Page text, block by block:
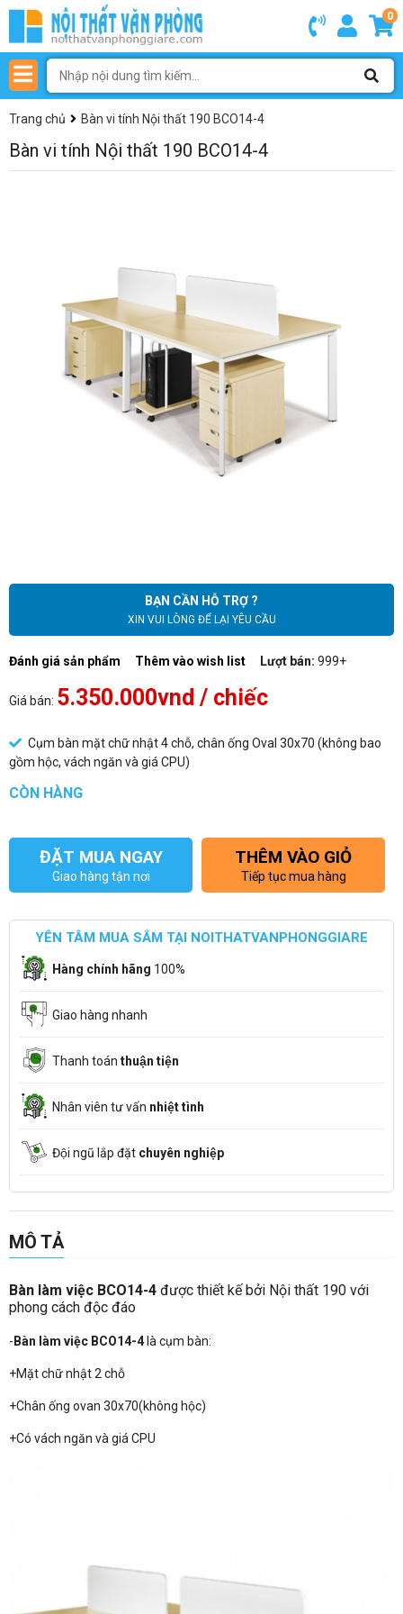
0
Trang chủ Bàn vi tính Nội thất 190 BCO14-4
Bàn vi tính Nội thất 190 BCO14-4
BẠN CẦN HỖ TRỢ ?
XIN VUI LÒNG ĐỂ LẠI YÊU CẦU
Đánh giá sản phẩm Thêm vào wish list Lượt bán: 999+
Giá bán: 5.350.000vnd / chiếc
Cụm bàn mặt chữ nhật 4 chỗ, chân ống Oval 30x70 (không bao
gồm hộc, vách ngăn và giá CPU)
CÒN HÀNG
ĐẶT MUA NGAY
Giao hàng tận nơi
THÊM VÀO GIỎ
Tiếp tục mua hàng
YÊN TÂM MUA SẮM TẠI NOITHATVANPHONGGIARE
Hàng chính hãng 100%
Giao hàng nhanh
Thanh toán thuận tiện
Nhân viên tư vấn nhiệt tình
Đội ngũ lắp đặt chuyên nghiệp
MÔ TẢ
Bàn làm việc BCO14-4 được thiết kế bởi Nội thất 190 với
phong cách độc đáo
- Bàn làm việc BCO14-4 là cụm bàn:
+Mặt chữ nhật 2 chỗ
+Chân ống ovan 30x70(không hộc)
+Có vách ngăn và giá CPU